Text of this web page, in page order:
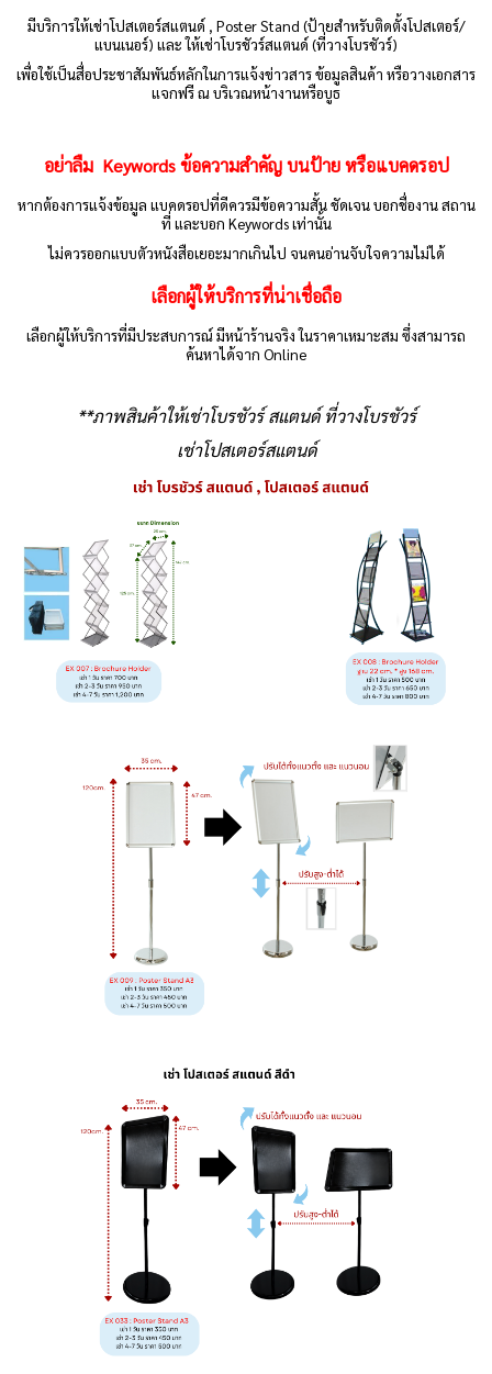
มีบริการให้เช่าโปสเตอร์สแตนด์ , Poster Stand (ป้ายสำหรับติดตั้งโปสเตอร์/
แบนเนอร์) และ ให้เช่าโบรชัวร์สแตนด์ (ที่วางโบรชัวร์)
เพื่อใช้เป็นสื่อประชาสัมพันธ์หลักในการแจ้งข่าวสาร ข้อมูลสินค้า หรือวางเอกสาร
แจกฟรี ณ บริเวณหน้างานหรือบูธ
อย่าลืม Keywords ข้อความสำคัญ บนป้าย หรือแบคดรอป
หากต้องการแจ้งข้อมูล แบคดรอปที่ดีควรมีข้อความสั้น ชัดเจน บอกชื่องาน สถาน
ที่ และบอก Keywords เท่านั้น
ไม่ควรออกแบบตัวหนังสือเยอะมากเกินไป จนคนอ่านจับใจความไม่ได้
เลือกผู้ให้บริการที่น่าเชื่อถือ
เลือกผู้ให้บริการที่มีประสบการณ์ มีหน้าร้านจริง ในราคาเหมาะสม ซึ่งสามารถ
ค้นหาได้จาก Online
**ภาพสินค้าให้เช่าโบรชัวร์ สแตนด์ ที่วางโบรชัวร์
เช่าโปสเตอร์สแตนด์